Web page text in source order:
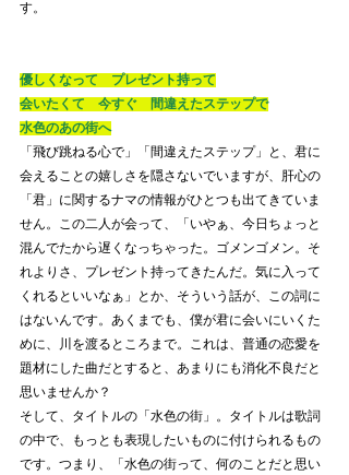
す。
優しくなって　プレゼント持って
会いたくて　今すぐ　間違えたステップで
水色のあの街へ
「飛び跳ねる心で」「間違えたステップ」と、君に
会えることの嬉しさを隠さないでいますが、肝心の
「君」に関するナマの情報がひとつも出てきていま
せん。この二人が会って、「いやぁ、今日ちょっと
混んでたから遅くなっちゃった。ゴメンゴメン。そ
れよりさ、プレゼント持ってきたんだ。気に入って
くれるといいなぁ」とか、そういう話が、この詞に
はないんです。あくまでも、僕が君に会いにいくた
めに、川を渡るところまで。これは、普通の恋愛を
題材にした曲だとすると、あまりにも消化不良だと
思いませんか？
そして、タイトルの「水色の街」。タイトルは歌詞
の中で、もっとも表現したいものに付けられるもの
です。つまり、「水色の街って、何のことだと思い